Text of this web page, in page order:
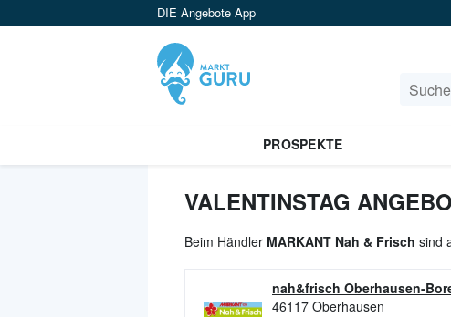
DIE Angebote App
PROSPEKTE
VALENTINSTAG
Beim Händler MARKANT Nah & Frisch sind
nah&frisch Oberhausen-
46117 Oberhausen